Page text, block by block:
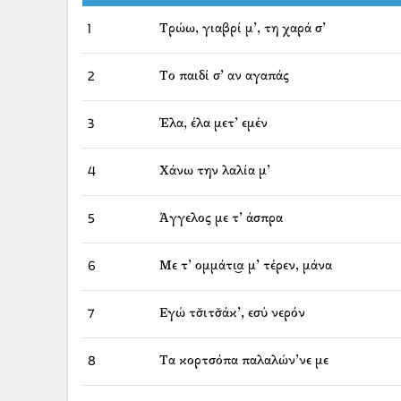
1 Τρώω, γιαβρί μ’, τη χαρά σ’
2 Το παιδί σ’ αν αγαπάς
3 Έλα, έλα μετ’ εμέν
4 Χάνω την λαλία μ’
5 Άγγελος με τ’ άσπρα
6 Με τ’ ομμάτι͜α μ’ τέρεν, μάνα
7 Εγώ τσ̌ιτσ̌άκ’, εσύ νερόν
8 Τα κορτσόπα παλαλών’νε με